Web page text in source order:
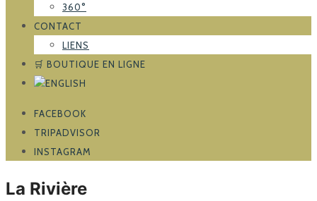
360°
CONTACT
LIENS
🛒 BOUTIQUE EN LIGNE
FACEBOOK
TRIPADVISOR
INSTAGRAM
La Rivière